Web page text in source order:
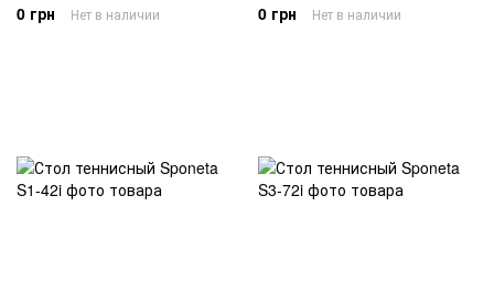
0 грн Нет в наличии 0 грн Нет в наличии